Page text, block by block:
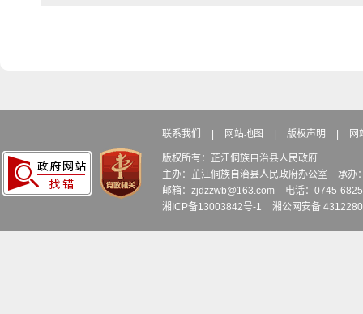
联系我们 网站地图 版权声明 网
版权所有：芷江侗族自治县人民政府
主办：芷江侗族自治县人民政府办公室
承办
邮箱：zjdzzwb@163.com
电话：0745-
湘ICP备13003842号-1
湘公网安备